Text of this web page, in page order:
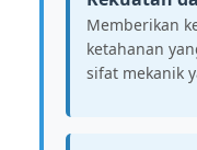
Memberikan
ketahanan
sifat mekanik